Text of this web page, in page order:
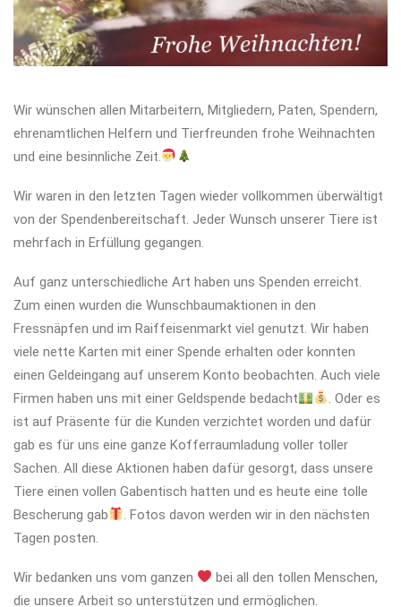
Wir wünschen allen Mitarbeitern, Mitgliedern, Paten, Spendern,
ehrenamtlichen Helfern und Tierfreunden frohe Weihnachten
und eine besinnliche Zeit.
Wir waren in den letzten Tagen wieder vollkommen überwältigt
von der Spendenbereitschaft. Jeder Wunsch unserer Tiere ist
mehrfach in Erfüllung gegangen.
Auf ganz unterschiedliche Art haben uns Spenden erreicht.
Zum einen wurden die Wunschbaumaktionen in den
Fressnäpfen und im Raiffeisenmarkt viel genutzt. Wir haben
viele nette Karten mit einer Spende erhalten oder konnten
einen Geldeingang auf unserem Konto beobachten. Auch viele
Firmen haben uns mit einer Geldspende bedacht
. Oder es
ist auf Präsente für die Kunden verzichtet worden und dafür
gab es für uns eine ganze Kofferraumladung voller toller
Sachen. All diese Aktionen haben dafür gesorgt, dass unsere
Tiere einen vollen Gabentisch hatten und es heute eine tolle
Bescherung gab
. Fotos davon werden wir in den nächsten
Tagen posten.
Wir bedanken uns vom ganzen
bei all den tollen Menschen,
die unsere Arbeit so unterstützen und ermöglichen.